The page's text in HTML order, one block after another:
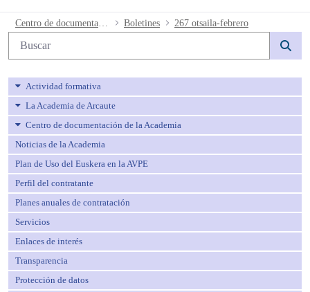
267 otsaila-febrero - avpe
Boletines 267 otsaila-febrero
Búsqueda web
Actividad formativa
La Academia de Arcaute
Centro de documentación de la Academia
Noticias de la Academia
Plan de Uso del Euskera en la AVPE
Perfil del contratante
Planes anuales de contratación
Servicios
Enlaces de interés
Transparencia
Protección de datos